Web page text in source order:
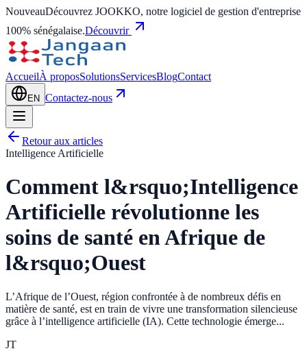
NouveauDécouvrez JOOKKO, notre logiciel de gestion d'entreprise
100% sénégalaise.Découvrir
AccueilÀ proposSolutionsServicesBlogContact
EN Contactez-nous
Retour aux articles
Intelligence Artificielle
Comment l&rsquo;Intelligence
Artificielle révolutionne les
soins de santé en Afrique de
l&rsquo;Ouest
L’Afrique de l’Ouest, région confrontée à de nombreux défis en
matière de santé, est en train de vivre une transformation silencieuse
grâce à l’intelligence artificielle (IA). Cette technologie émerge...
JT